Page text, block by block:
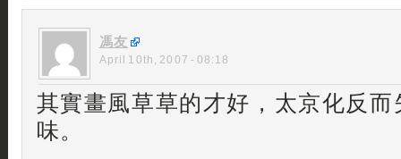
馮友
April 10th, 2007 - 08:18
其實畫風草草的才好，太京化反
味。